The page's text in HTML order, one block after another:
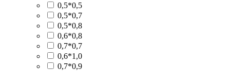
0,5*0,5
0,5*0,7
0,5*0,8
0,6*0,8
0,7*0,7
0,6*1,0
0,7*0,9